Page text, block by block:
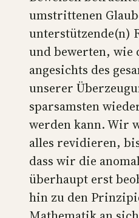
umstrittenen
unterstützende(n)
und bewerten, wie
angesichts des
unserer
sparsamsten
werden kann. Wir
alles revidieren,
dass wir die
überhaupt erst
hin zu den